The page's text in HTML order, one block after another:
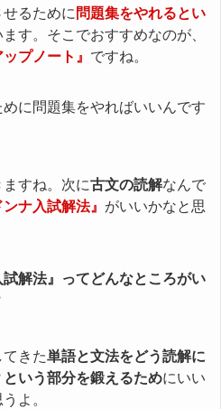
るために 問題集をやれるとい
ます。そこでおすすめなのが、
プノート』 ですね。
に問題集をやればいいんです
すね。次に古文の読解なんで
ンナ入試解法』 がいいかなと思
試解法』ってどんなところがい
きた単語と文法をどう読解に
いう部分を鍛えるためにいい
よ。